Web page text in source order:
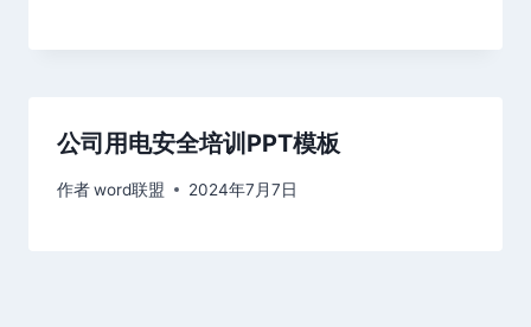
公司用电安全培训PPT模板
作者word联盟 2024年7月7日